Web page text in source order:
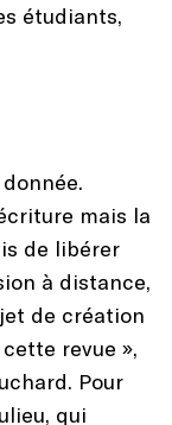
étudiants,
mais la
de libérer
à distance,
de création
revue »,
Pour
qui